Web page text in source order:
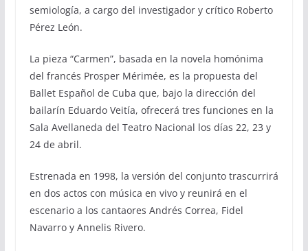
semiología, a cargo del investigador y crítico Roberto
Pérez León.
La pieza “Carmen”, basada en la novela homónima
del francés Prosper Mérimée, es la propuesta del
Ballet Español de Cuba que, bajo la dirección del
bailarín Eduardo Veitía, ofrecerá tres funciones en la
Sala Avellaneda del Teatro Nacional los días 22, 23 y
24 de abril.
Estrenada en 1998, la versión del conjunto trascurrirá
en dos actos con música en vivo y reunirá en el
escenario a los cantaores Andrés Correa, Fidel
Navarro y Annelis Rivero.